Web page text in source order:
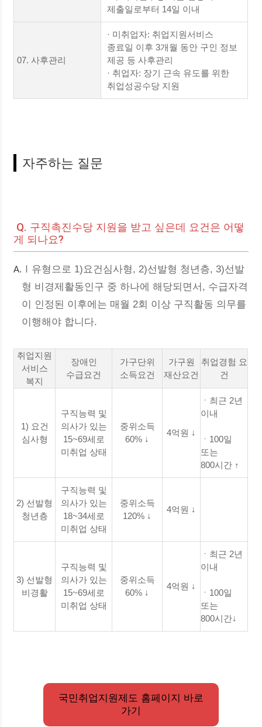
제출일로부터 14일 이내
07. 사후관리
· 미취업자: 취업지원서비스
종료일 이후 3개월 동안 구인 정보
제공 등 사후관리
· 취업자: 장기 근속 유도를 위한
취업성공수당 지원
자주하는 질문
Q. 구직촉진수당 지원을 받고 싶은데 요건은 어떻
게 되나요?
A. Ⅰ유형으로 1)요건심사형, 2)선발형 청년층, 3)선발
형 비경제활동인구 중 하나에 해당되면서, 수급자격
이 인정된 이후에는 매월 2회 이상 구직활동 의무를
이행해야 합니다.
취업지원
서비스
복지
장애인
수급요건
가구단위
소득요건
가구원
재산요건
취업경험 요
건
1) 요건
심사형
구직능력 및
의사가 있는
15~69세로
미취업 상태
중위소득
60% ↓
4억원 ↓
ㆍ최근 2년
이내
ㆍ100일
또는
800시간 ↑
2) 선발형
청년층
구직능력 및
의사가 있는
18~34세로
미취업 상태
중위소득
120% ↓
4억원 ↓
3) 선발형
비경활
구직능력 및
의사가 있는
15~69세로
미취업 상태
중위소득
60% ↓
4억원 ↓
ㆍ최근 2년
이내
ㆍ100일
또는
800시간↓
국민취업지원제도 홈페이지 바로
가기